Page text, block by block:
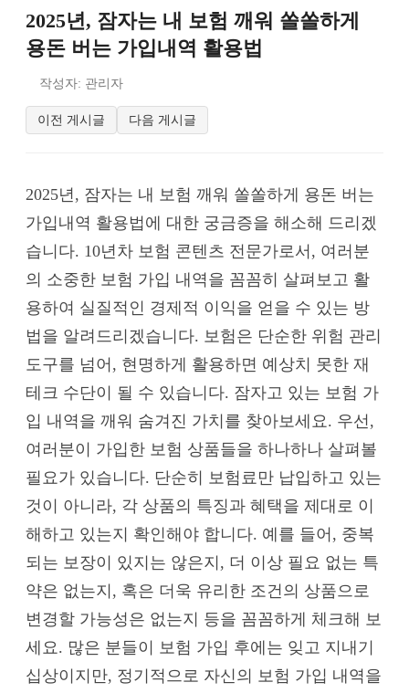
2025년, 잠자는 내 보험 깨워 쏠쏠하게
용돈 버는 가입내역 활용법
작성자: 관리자
이전 게시글 다음 게시글
2025년, 잠자는 내 보험 깨워 쏠쏠하게 용돈 버는
가입내역 활용법에 대한 궁금증을 해소해 드리겠
습니다. 10년차 보험 콘텐츠 전문가로서, 여러분
의 소중한 보험 가입 내역을 꼼꼼히 살펴보고 활
용하여 실질적인 경제적 이익을 얻을 수 있는 방
법을 알려드리겠습니다. 보험은 단순한 위험 관리
도구를 넘어, 현명하게 활용하면 예상치 못한 재
테크 수단이 될 수 있습니다. 잠자고 있는 보험 가
입 내역을 깨워 숨겨진 가치를 찾아보세요. 우선,
여러분이 가입한 보험 상품들을 하나하나 살펴볼
필요가 있습니다. 단순히 보험료만 납입하고 있는
것이 아니라, 각 상품의 특징과 혜택을 제대로 이
해하고 있는지 확인해야 합니다. 예를 들어, 중복
되는 보장이 있지는 않은지, 더 이상 필요 없는 특
약은 없는지, 혹은 더욱 유리한 조건의 상품으로
변경할 가능성은 없는지 등을 꼼꼼하게 체크해 보
세요. 많은 분들이 보험 가입 후에는 잊고 지내기
십상이지만, 정기적으로 자신의 보험 가입 내역을